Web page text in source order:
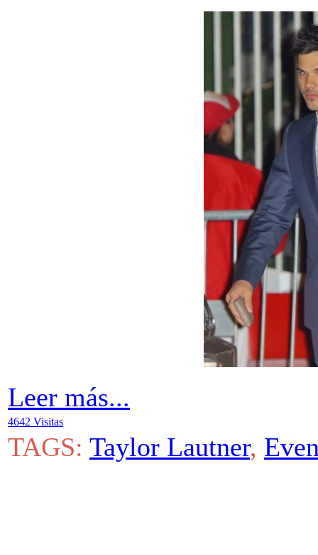
Leer más...
4642 Visitas
TAGS: Taylor Lautner,